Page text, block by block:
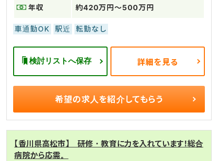
年収 約420万円～500万円
車通勤OK 駅近 転勤なし
検討リストへ保存 詳細を見る
希望の求人を紹介してもらう
【香川県高松市】 研修・教育に力を入れています！総合
病院から応需。